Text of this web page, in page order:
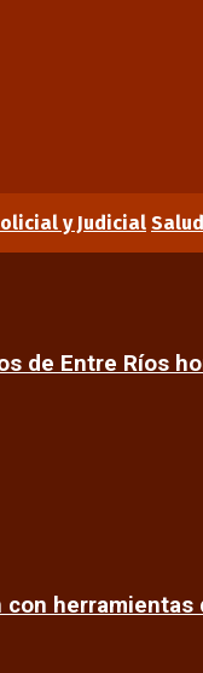
y Judicial Salud
de Entre Ríos
con